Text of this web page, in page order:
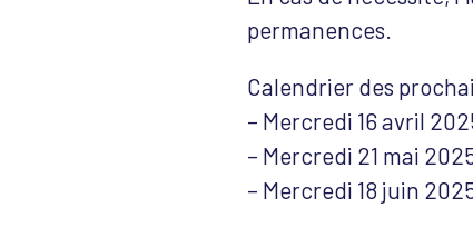
permanences.
Calendrier des
– Mercredi 16 avril
– Mercredi 21 mai
– Mercredi 18 juin